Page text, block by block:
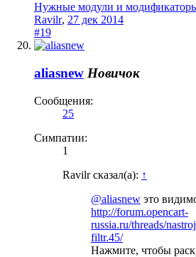
Нужные модули и
Ravilr, 27 дек 2014
#19
aliasnew Новичок
Сообщения:
25
Симпатии:
1
Ravilr сказал(а): ↑
@aliasnew это
http://forum.opencart-
russia.ru/threads/
filtr.45/
Нажмите, чтобы